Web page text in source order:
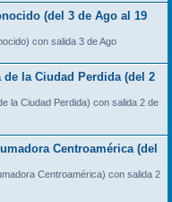
(del 3 de Ago al 19
con salida 3 de Ago
la Ciudad Perdida (del 2
la Ciudad Perdida) con salida 2 de
Centroamérica (del
Centroamérica) con salida 2